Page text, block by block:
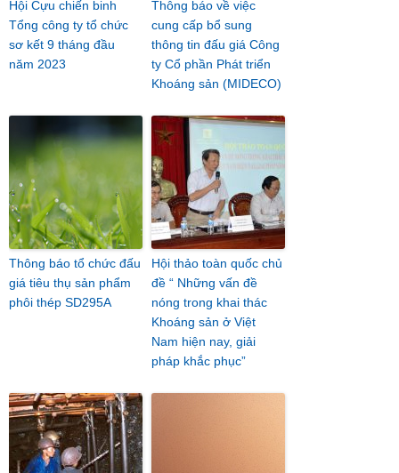
Hội Cựu chiến binh
Tổng công ty tổ chức
sơ kết 9 tháng đầu
năm 2023
Thông báo về việc
cung cấp bổ sung
thông tin đấu giá Công
ty Cổ phần Phát triển
Khoáng sản (MIDECO)
Thông báo tổ chức đấu
giá tiêu thụ sản phẩm
phôi thép SD295A
Hội thảo toàn quốc chủ
đề “ Những vấn đề
nóng trong khai thác
Khoáng sản ở Việt
Nam hiện nay, giải
pháp khắc phục”